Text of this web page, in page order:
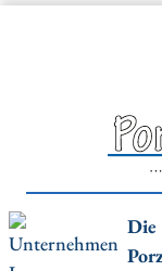
Die